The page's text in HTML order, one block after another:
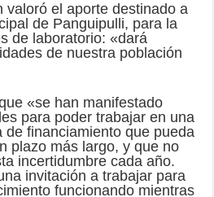
valoró el aporte destinado a
de Panguipulli, para la
de laboratorio: «dará
de nuestra población
«se han manifestado
para poder trabajar en una
de financiamiento que pueda
plazo más largo, y que no
incertidumbre cada año.
invitación a trabajar para
funcionando mientras